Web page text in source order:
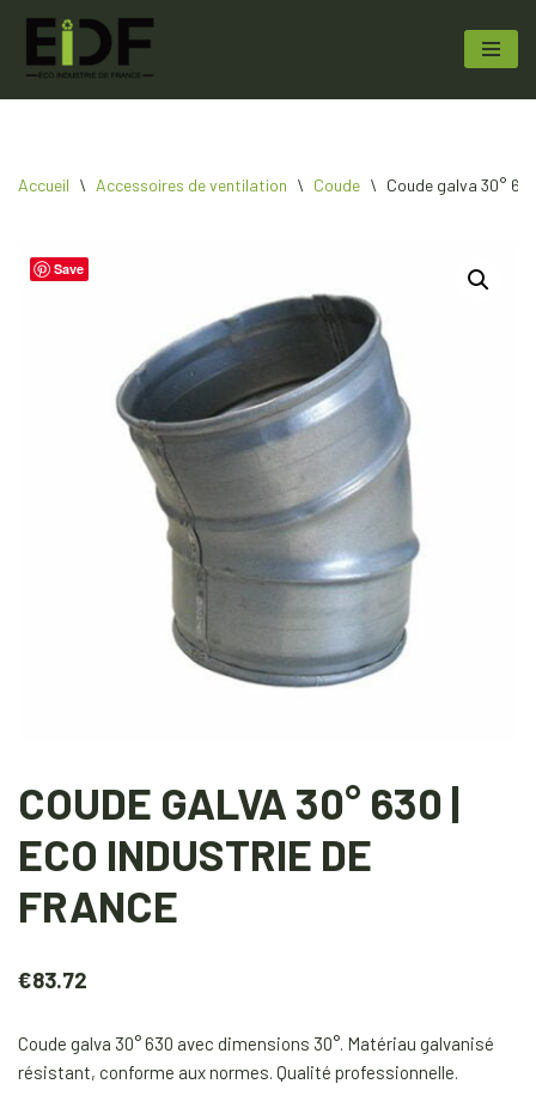
Aller
Accueil \ Accessoires de ventilation \ Coude \ Coude galva 30°
Save
COUDE GALVA 30° 630 |
ECO INDUSTRIE DE
FRANCE
€83.72
Coude galva 30° 630 avec dimensions 30°. Matériau galvanisé
résistant, conforme aux normes. Qualité professionnelle.